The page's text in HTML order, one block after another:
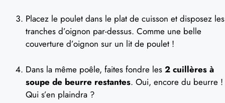
Placez le poulet dans le plat de cuisson et disposez les
tranches d’oignon par-dessus. Comme une belle
couverture d’oignon sur un lit de poulet !
Dans la même poêle, faites fondre les 2 cuillères à
soupe de beurre restantes. Oui, encore du beurre !
Qui s’en plaindra ?